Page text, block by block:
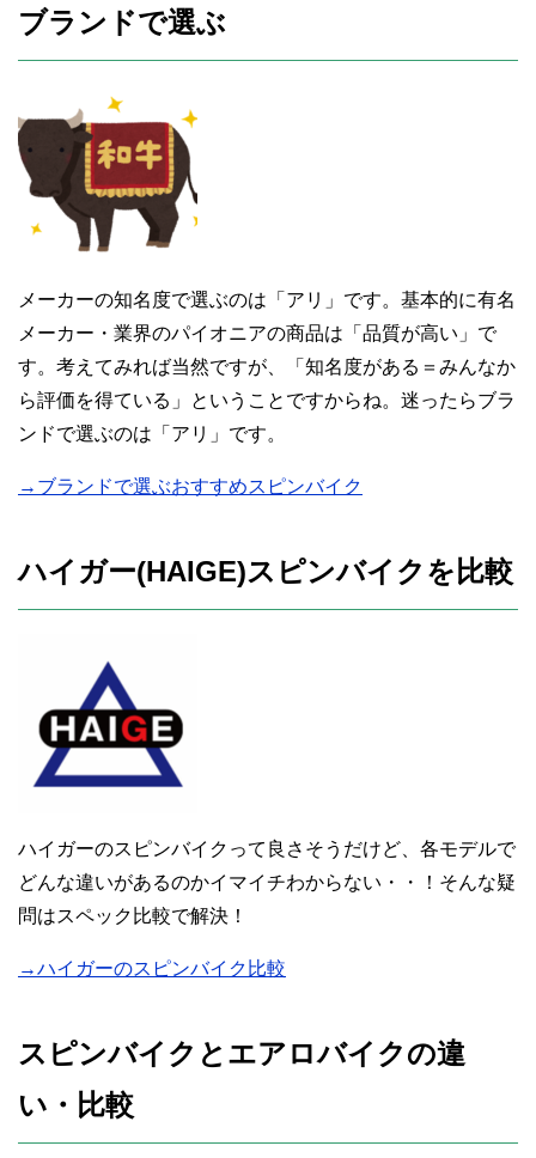
ブランドで選ぶ
メーカーの知名度で選ぶのは「アリ」です。基本的に有名
メーカー・業界のパイオニアの商品は「品質が高い」で
す。考えてみれば当然ですが、「知名度がある＝みんなか
ら評価を得ている」ということですからね。迷ったらブラ
ンドで選ぶのは「アリ」です。
→ブランドで選ぶおすすめスピンバイク
ハイガー(HAIGE)スピンバイクを比較
ハイガーのスピンバイクって良さそうだけど、各モデルで
どんな違いがあるのかイマイチわからない・・！そんな疑
問はスペック比較で解決！
→ハイガーのスピンバイク比較
スピンバイクとエアロバイクの違
い・比較